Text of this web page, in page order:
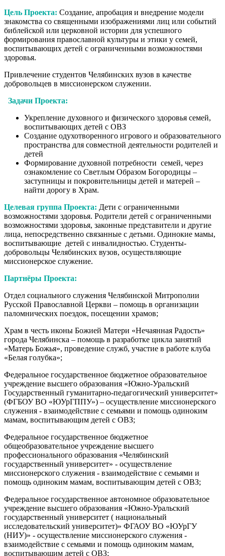
Цель Проекта: Создание, апробация и внедрение модели
знакомства со священными изображениями лиц или событий
библейской или церковной истории для успешного
формирования православной культуры и этики у семей,
воспитывающих детей с ограниченными возможностями
здоровья.
Привлечение студентов Челябинских вузов в качестве
добровольцев в миссионерском служении.
Задачи Проекта:
Укрепление духовного и физического здоровья семей,
воспитывающих детей с ОВЗ
Создание одухотворенного игрового и образовательного
пространства для совместной деятельности родителей и
детей
Формирование духовной потребности семей, через
ознакомление со Светлым Образом Богородицы –
заступницы и покровительницы детей и матерей –
найти дорогу в Храм.
Целевая группа Проекта: Дети с ограниченными
возможностями здоровья. Родители детей с ограниченными
возможностями здоровья, законные представители и другие
лица, непосредственно связанные с детьми. Одинокие мамы,
воспитывающие детей с инвалидностью. Студенты-
добровольцы Челябинских вузов, осуществляющие
миссионерское служение.
Партнёры Проекта:
Отдел социального служения Челябинской Митрополии
Русской Православной Церкви – помощь в организации
паломнических поездок, посещении храмов;
Храм в честь иконы Божией Матери «Нечаянная Радость»
города Челябинска – помощь в разработке цикла занятий
«Матерь Божья», проведение служб, участие в работе клуба
«Белая голубка»;
Федеральное государственное бюджетное образовательное
учреждение высшего образования «Южно-Уральский
Государственный гуманитарно-педагогический университет»
(ФГБОУ ВО «ЮУрГППУ») – осуществление миссионерского
служения - взаимодействие с семьями и помощь одиноким
мамам, воспитывающим детей с ОВЗ;
Федеральное государственное бюджетное
общеобразовательное учреждение высшего
профессионального образования «Челябинский
государственный университет» - осуществление
миссионерского служения - взаимодействие с семьями и
помощь одиноким мамам, воспитывающим детей с ОВЗ;
Федеральное государственное автономное образовательное
учреждение высшего образования «Южно-Уральский
государственный университет ( национальный
исследовательский университет)» ФГАОУ ВО «ЮУрГУ
(НИУ)» - осуществление миссионерского служения -
взаимодействие с семьями и помощь одиноким мамам,
воспитывающим детей с ОВЗ;